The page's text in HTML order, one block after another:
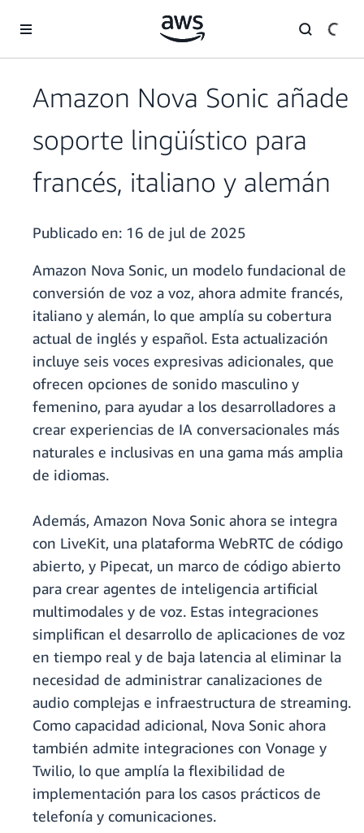
Amazon Nova Sonic añade
soporte lingüístico para
francés, italiano y alemán
Publicado en: 16 de jul de 2025
Amazon Nova Sonic, un modelo fundacional de
conversión de voz a voz, ahora admite francés,
italiano y alemán, lo que amplía su cobertura
actual de inglés y español. Esta actualización
incluye seis voces expresivas adicionales, que
ofrecen opciones de sonido masculino y
femenino, para ayudar a los desarrolladores a
crear experiencias de IA conversacionales más
naturales e inclusivas en una gama más amplia
de idiomas.
Además, Amazon Nova Sonic ahora se integra
con LiveKit, una plataforma WebRTC de código
abierto, y Pipecat, un marco de código abierto
para crear agentes de inteligencia artificial
multimodales y de voz. Estas integraciones
simplifican el desarrollo de aplicaciones de voz
en tiempo real y de baja latencia al eliminar la
necesidad de administrar canalizaciones de
audio complejas e infraestructura de streaming.
Como capacidad adicional, Nova Sonic ahora
también admite integraciones con Vonage y
Twilio, lo que amplía la flexibilidad de
implementación para los casos prácticos de
telefonía y comunicaciones.